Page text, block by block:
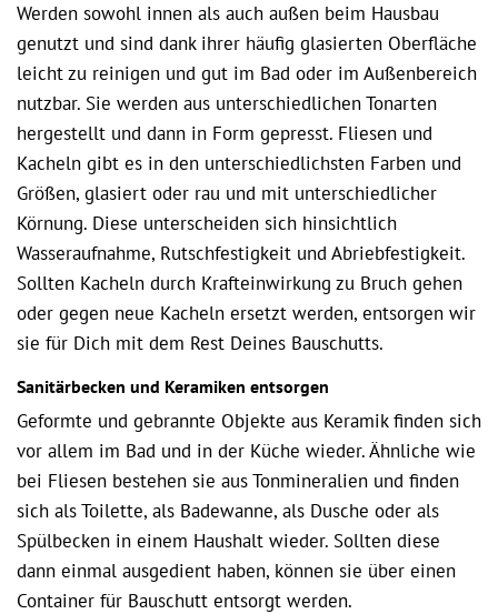
Werden sowohl innen als auch außen beim Hausbau
genutzt und sind dank ihrer häufig glasierten Oberfläche
leicht zu reinigen und gut im Bad oder im Außenbereich
nutzbar. Sie werden aus unterschiedlichen Tonarten
hergestellt und dann in Form gepresst. Fliesen und
Kacheln gibt es in den unterschiedlichsten Farben und
Größen, glasiert oder rau und mit unterschiedlicher
Körnung. Diese unterscheiden sich hinsichtlich
Wasseraufnahme, Rutschfestigkeit und Abriebfestigkeit.
Sollten Kacheln durch Krafteinwirkung zu Bruch gehen
oder gegen neue Kacheln ersetzt werden, entsorgen wir
sie für Dich mit dem Rest Deines Bauschutts.
Sanitärbecken und Keramiken entsorgen
Geformte und gebrannte Objekte aus Keramik finden sich
vor allem im Bad und in der Küche wieder. Ähnliche wie
bei Fliesen bestehen sie aus Tonmineralien und finden
sich als Toilette, als Badewanne, als Dusche oder als
Spülbecken in einem Haushalt wieder. Sollten diese
dann einmal ausgedient haben, können sie über einen
Container für Bauschutt entsorgt werden.